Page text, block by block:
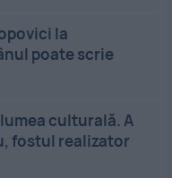
la
poate scrie
culturală. A
fostul realizator